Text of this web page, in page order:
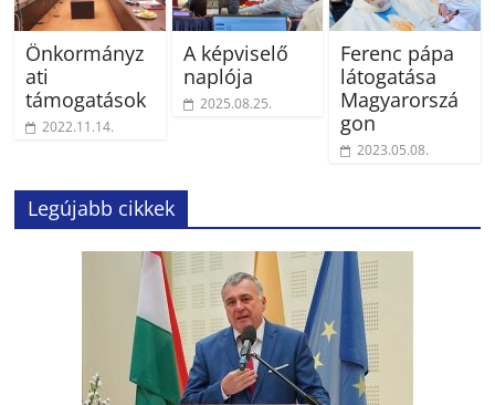
Önkormányz
ati
támogatások
2022.11.14.
A képviselő
naplója
2025.08.25.
Ferenc pápa
látogatása
Magyarorszá
gon
2023.05.08.
Legújabb cikkek